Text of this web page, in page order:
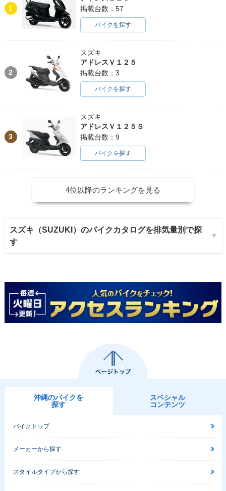
1
掲載台数：57
バイクを探す
2
スズキ
アドレスＶ１２５
掲載台数：3
バイクを探す
3
スズキ
アドレスＶ１２５Ｓ
掲載台数：9
バイクを探す
4位以降のランキングを見る
スズキ（SUZUKI）のバイクカタログを排気量別で探
す
沖縄のバイクを
探す
スペシャル
コンテンツ
バイクトップ
メーカーから探す
スタイルタイプから探す